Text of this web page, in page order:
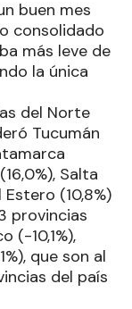
buen mes
consolidado
más leve de
la única
del Norte
Tucumán
Salta
Estero (10,8%)
provincias
(-10,1%),
que son al
del país